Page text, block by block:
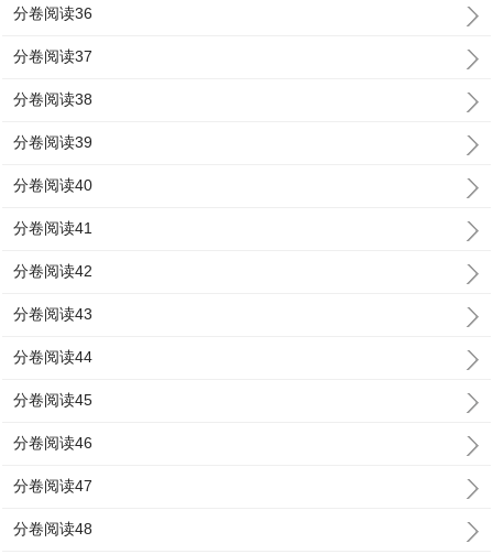
分卷阅读36
分卷阅读37
分卷阅读38
分卷阅读39
分卷阅读40
分卷阅读41
分卷阅读42
分卷阅读43
分卷阅读44
分卷阅读45
分卷阅读46
分卷阅读47
分卷阅读48